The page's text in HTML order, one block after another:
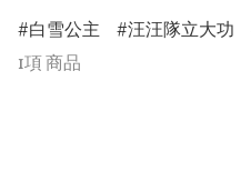
白雪公主 汪汪隊立大功
1項 商品